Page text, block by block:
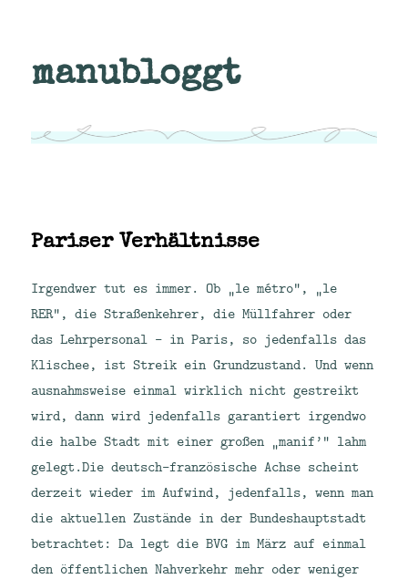
manubloggt
Pariser Verhältnisse
Irgendwer tut es immer. Ob „le métro“, „le
RER“, die Straßenkehrer, die Müllfahrer oder
das Lehrpersonal – in Paris, so jedenfalls das
Klischee, ist Streik ein Grundzustand. Und wenn
ausnahmsweise einmal wirklich nicht gestreikt
wird, dann wird jedenfalls garantiert irgendwo
die halbe Stadt mit einer großen „manif’“ lahm
gelegt.Die deutsch-französische Achse scheint
derzeit wieder im Aufwind, jedenfalls, wenn man
die aktuellen Zustände in der Bundeshauptstadt
betrachtet: Da legt die BVG im März auf einmal
den öffentlichen Nahverkehr mehr oder weniger